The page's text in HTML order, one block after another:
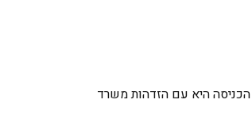
היא עם הזדהות משרד